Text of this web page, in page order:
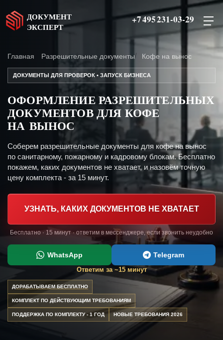
ДОКУМЕНТ
ЭКСПЕРТ
+7 495 231-03-29
Главная Разрешительные документы Кофе на вынос
ДОКУМЕНТЫ ДЛЯ ПРОВЕРОК • ЗАПУСК БИЗНЕСА
ОФОРМЛЕНИЕ РАЗРЕШИТЕЛЬНЫХ
ДОКУМЕНТОВ ДЛЯ КОФЕ
НА ВЫНОС
Соберем разрешительные документы для кофе на вынос
по санитарному, пожарному и кадровому блокам. Бесплатно
покажем, каких документов не хватает, и назовём точную
цену комплекта - за 15 минут.
УЗНАТЬ, КАКИХ ДОКУМЕНТОВ НЕ ХВАТАЕТ
Бесплатно · 15 минут · ответим в мессенджере, если звонить неудобно
WhatsApp Telegram
Ответим за ~15 минут
ДОРАБАТЫВАЕМ БЕСПЛАТНО
КОМПЛЕКТ ПО ДЕЙСТВУЮЩИМ ТРЕБОВАНИЯМ
ПОДДЕРЖКА ПО КОМПЛЕКТУ - 1 ГОД НОВЫЕ ТРЕБОВАНИЯ 2026